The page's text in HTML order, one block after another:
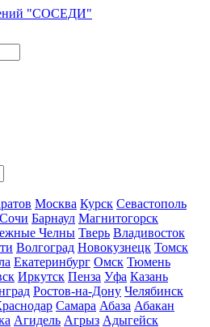
Москва Курск Севастополь
Сочи Барнаул Магнитогорск
Челны Тверь Владивосток
Волгоград Новокузнецк Томск
Екатеринбург Омск Тюмень
Иркутск Пенза Уфа Казань
Ростов-на-Дону Челябинск
Самара Абаза Абакан
Агидель Агрыз Адыгейск